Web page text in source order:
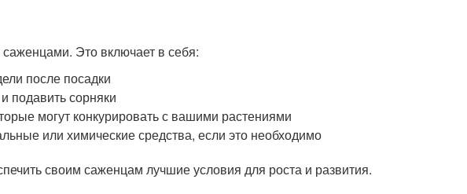
Это включает в себя:
после посадки
подавить сорняки
могут конкурировать с вашими растениями
или химические средства, если это необходимо
своим саженцам лучшие условия для роста и развития.